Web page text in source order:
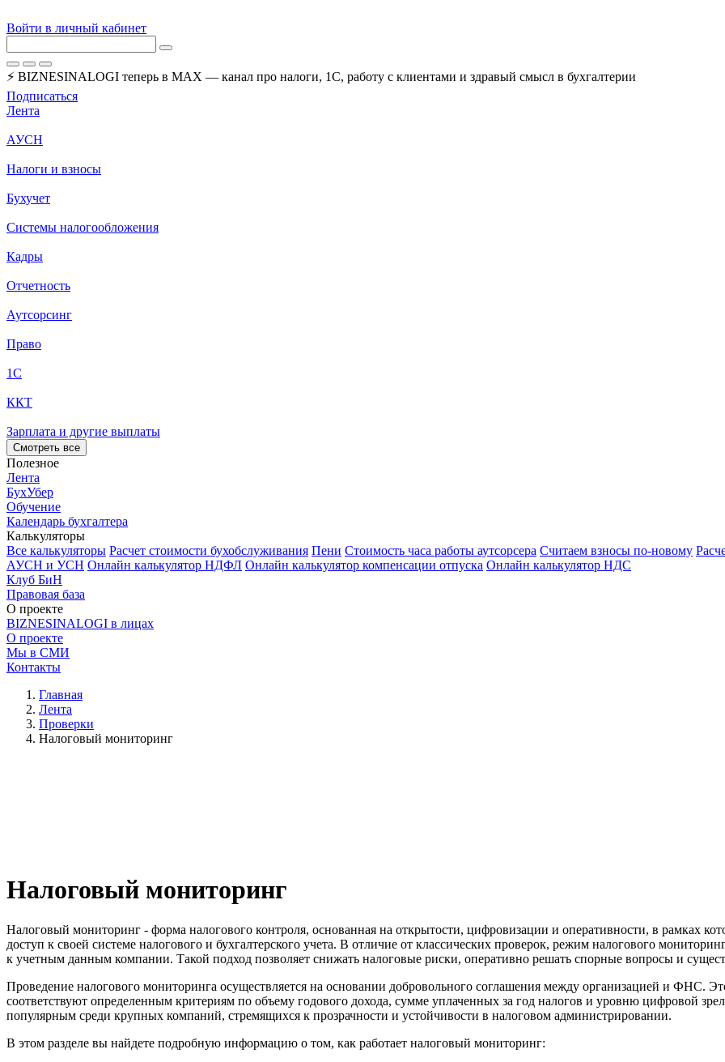
Войти в личный кабинет
⚡ BIZNESINALOGI теперь в MAX — канал про налоги, 1С, работу с клиентами и здравый смысл в бухгалтерии
Подписаться
Лента
АУСН
Налоги и взносы
Бухучет
Системы налогообложения
Кадры
Отчетность
Аутсорсинг
Право
1С
ККТ
Зарплата и другие выплаты
Смотреть все
Полезное
Лента
БухУбер
Обучение
Календарь бухгалтера
Калькуляторы
Все калькуляторы Расчет стоимости бухобслуживания Пени Стоимость часа работы аутсорсера Считаем взносы по-новому
АУСН и УСН Онлайн калькулятор НДФЛ Онлайн калькулятор компенсации отпуска Онлайн калькулятор НДС
Клуб БиН
Правовая база
О проекте
BIZNESINALOGI в лицах
О проекте
Мы в СМИ
Контакты
Главная
Лента
Проверки
Налоговый мониторинг
Налоговый мониторинг
Налоговый мониторинг - форма налогового контроля, основанная на открытости, цифровизации и оперативности, в рамках
доступ к своей системе налогового и бухгалтерского учета. В отличие от классических проверок, режим налогового
к учетным данным компании. Такой подход позволяет снижать налоговые риски, оперативно решать спорные вопросы и
Проведение налогового мониторинга осуществляется на основании добровольного соглашения между организацией и ФНС.
соответствуют определенным критериям по объему годового дохода, сумме уплаченных за год налогов и уровню цифровой
популярным среди крупных компаний, стремящихся к прозрачности и устойчивости в налоговом администрировании.
В этом разделе вы найдете подробную информацию о том, как работает налоговый мониторинг: